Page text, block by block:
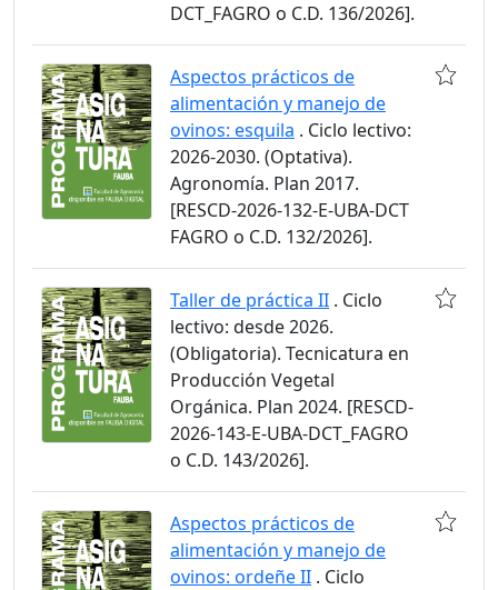
DCT_FAGRO o C.D. 136/2026].
Aspectos prácticos de
alimentación y manejo de
ovinos: esquila . Ciclo lectivo:
2026-2030. (Optativa).
Agronomía. Plan 2017.
[RESCD-2026-132-E-UBA-DCT
FAGRO o C.D. 132/2026].
Taller de práctica II . Ciclo
lectivo: desde 2026.
(Obligatoria). Tecnicatura en
Producción Vegetal
Orgánica. Plan 2024. [RESCD-
2026-143-E-UBA-DCT_FAGRO
o C.D. 143/2026].
Aspectos prácticos de
alimentación y manejo de
ovinos: ordeñe II . Ciclo